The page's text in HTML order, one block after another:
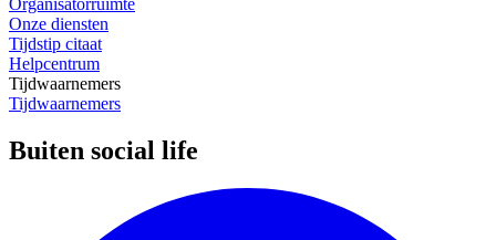
Organisatorruimte
Onze diensten
Tijdstip citaat
Helpcentrum
Tijdwaarnemers
Tijdwaarnemers
Buiten social life